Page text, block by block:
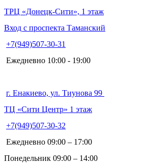
ТРЦ «Донецк-Сити», 1 этаж
Вход с проспекта Таманский
+7(949)507-30-31
Ежедневно 10:00 - 19:00
г. Енакиево, ул. Тиунова 99
ТЦ «Сити Центр» 1 этаж
+7(949)507-30-32
Ежедневно 09:00 – 17:00
Понедельник 09:00 – 14:00